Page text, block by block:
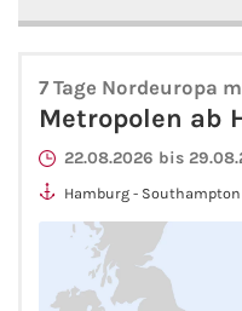
Mein Schiff Karibik
Mein Schiff
Mein Schiff
Mein Schiff
7 Tage Nordeuropa
Metropolen ab
22.08.2026 bis
Hamburg - Southampton